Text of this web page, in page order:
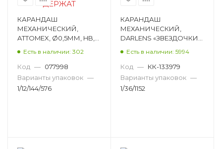
КАРАНДАШ
МЕХАНИЧЕСКИЙ,
ATTOMEX, Ø0,5ММ, HB,
Есть в наличии: 302
Код — 077998
Варианты упаковок —
1/12/144/576
КАРАНДАШ
МЕХАНИЧЕСКИЙ,
DARLENS «ЗВЕЗДОЧКИ»,
Есть в наличии: 5994
Код — КК-133979
Варианты упаковок —
1/36/1152